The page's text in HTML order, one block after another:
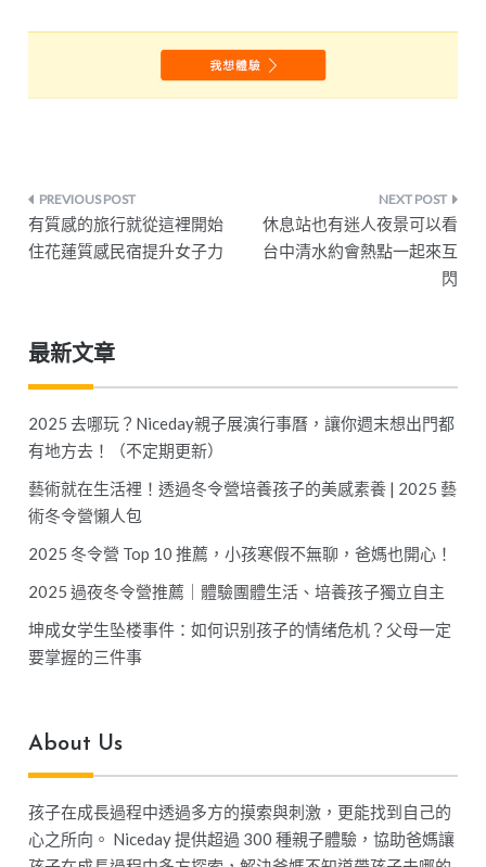
文
章
覽
有質感的旅行就從這裡開始
住花蓮質感民宿提升女子力
休息站也有迷人夜景可以看
台中清水約會熱點一起來互
閃
最新文章
2025 去哪玩？Niceday親子展演行事曆，讓你週末想出門都
有地方去！（不定期更新）
藝術就在生活裡！透過冬令營培養孩子的美感素養 | 2025 藝
術冬令營懶人包
2025 冬令營 Top 10 推薦，小孩寒假不無聊，爸媽也開心！
2025 過夜冬令營推薦｜體驗團體生活、培養孩子獨立自主
坤成女学生坠楼事件：如何识别孩子的情绪危机？父母一定
要掌握的三件事
About Us
孩子在成長過程中透過多方的摸索與刺激，更能找到自己的
心之所向。 Niceday 提供超過 300 種親子體驗，協助爸媽讓